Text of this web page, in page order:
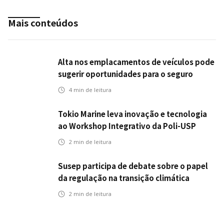
Mais conteúdos
Alta nos emplacamentos de veículos pode
sugerir oportunidades para o seguro
automotivo
4 min de leitura
Tokio Marine leva inovação e tecnologia
ao Workshop Integrativo da Poli-USP
2 min de leitura
Susep participa de debate sobre o papel
da regulação na transição climática
2 min de leitura